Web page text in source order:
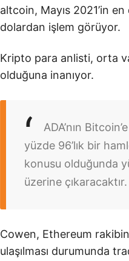
altcoin, Mayıs 2021’in
dolardan işlem görüyor.
Kripto para anlisti, orta
olduğuna inanıyor.
ADA’nın
yüzde 96’lık bir
konusu olduğunda
üzerine çıkaracaktır.
Cowen, Ethereum
ulaşılması durumunda